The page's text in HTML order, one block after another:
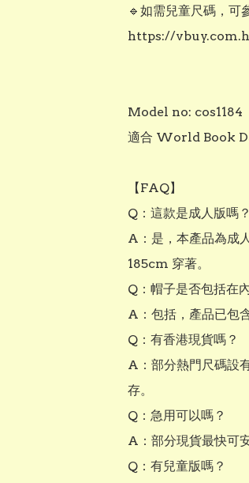
🔹如需兒童尺碼，可
https://
Model no: cos1184
適合 World Book
【FAQ】
Q：這款是成人版嗎？
A：是，本產品為成
185cm 穿著。
Q：帽子是否包括在
A：包括，產品已包
Q：有香港現貨嗎？
A：部分熱門尺碼設
存。
Q：急用可以嗎？
A：部分現貨最快可
Q：有兒童版嗎？